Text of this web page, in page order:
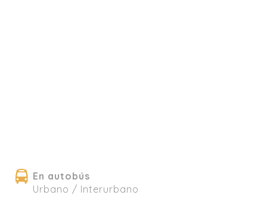
En autobús
Urbano / Interurbano